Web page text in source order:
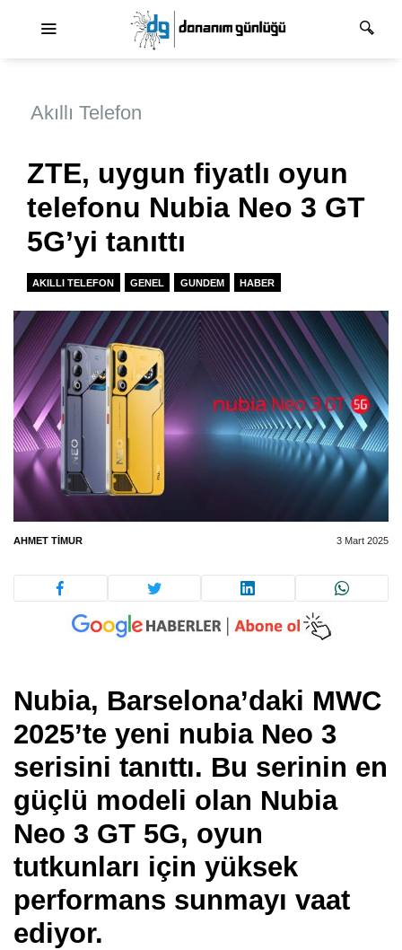
Akıllı Telefon
ZTE, uygun fiyatlı oyun
telefonu Nubia Neo 3 GT
5G’yi tanıttı
AKILLI TELEFON GENEL GUNDEM HABER
AHMET TIMUR 3 Mart 2025
Nubia, Barselona’daki MWC
2025’te yeni nubia Neo 3
serisini tanıttı. Bu serinin en
güçlü modeli olan Nubia
Neo 3 GT 5G, oyun
tutkunları için yüksek
performans sunmayı vaat
ediyor.